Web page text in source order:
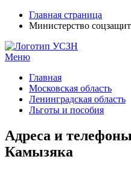
Главная страница
Министерство
Меню
Главная
Московская область
Ленинградская область
Льготы и пособия
Адреса и
Камызяка